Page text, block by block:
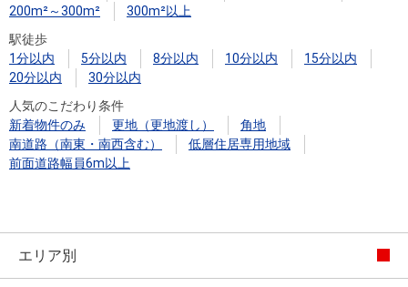
200m²～300m²
300m²以上
駅徒歩
1分以内
5分以内 8分以内 10分以内
15分以内
20分以内
30分以内
人気のこだわり条件
新着物件のみ
更地（更地渡し）
角地
南道路（南東・南西含む）
低層住居専用地域
前面道路幅員6m以上
エリア別